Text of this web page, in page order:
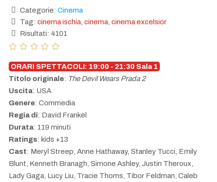
Categorie: Cinema
Tag: cinema ischia cinema cinema excelsior
Risultati: 4101
ORARI SPETTACOLI: 19:00 - 21:30 Sala 1
Titolo originale: The Devil Wears Prada 2
Uscita: USA
Genere: Commedia
Regia di: David Frankel
Durata: 119 minuti
Ratings: kids +13
Cast: Meryl Streep, Anne Hathaway, Stanley Tucci, Emily
Blunt, Kenneth Branagh, Simone Ashley, Justin Theroux,
Lady Gaga, Lucy Liu, Tracie Thoms, Tibor Feldman, Caleb